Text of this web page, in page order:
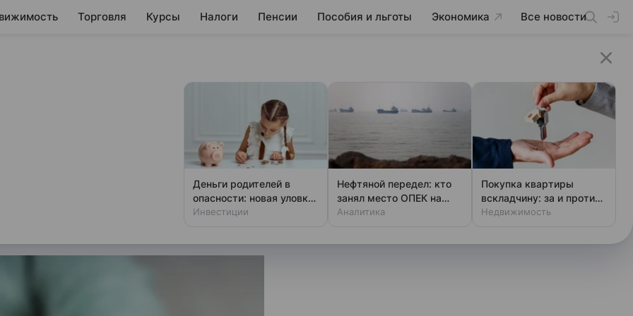
Торговля Курсы Налоги Пенсии Пособия и льготы Экономика Все новости
получивших
Великой Отечественной
ко Дню Победы, сообщили
Деньги родителей в
опасности: новая уловка
с детскими картами
Инвестиции
Нефтяной передел: кто
занял место ОПЕК на
мировой арене
Аналитика
Покупка квартиры
вскладчину: за и против
по мнению россиян
Недвижимость